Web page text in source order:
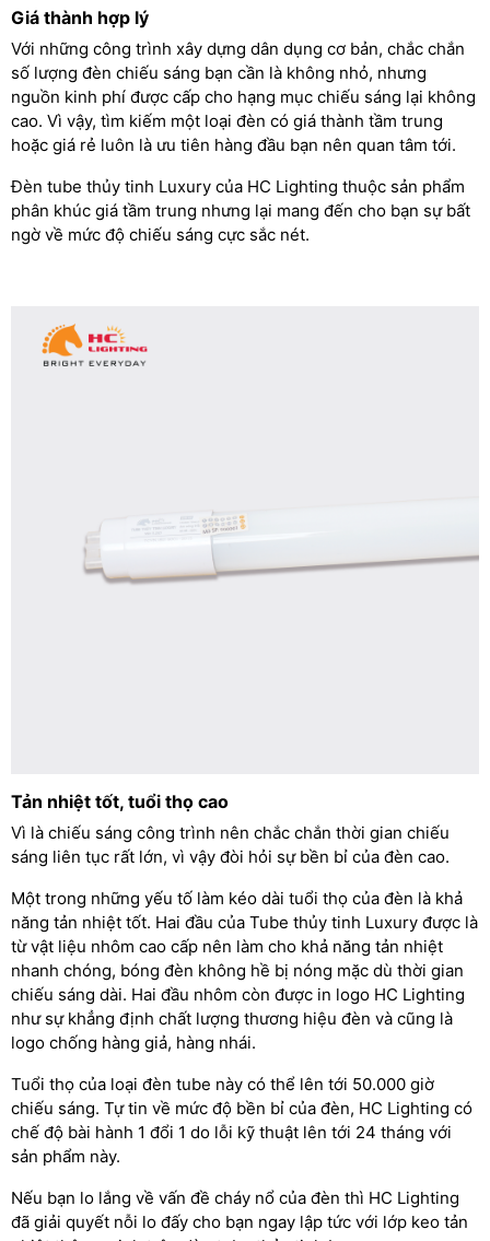
Giá thành hợp lý
Với những công trình xây dựng dân dụng cơ bản, chắc chắn
số lượng đèn chiếu sáng bạn cần là không nhỏ, nhưng
nguồn kinh phí được cấp cho hạng mục chiếu sáng lại không
cao. Vì vậy, tìm kiếm một loại đèn có giá thành tầm trung
hoặc giá rẻ luôn là ưu tiên hàng đầu bạn nên quan tâm tới.
Đèn tube thủy tinh Luxury của HC Lighting thuộc sản phẩm
phân khúc giá tầm trung nhưng lại mang đến cho bạn sự bất
ngờ về mức độ chiếu sáng cực sắc nét.
Tản nhiệt tốt, tuổi thọ cao
Vì là chiếu sáng công trình nên chắc chắn thời gian chiếu
sáng liên tục rất lớn, vì vậy đòi hỏi sự bền bỉ của đèn cao.
Một trong những yếu tố làm kéo dài tuổi thọ của đèn là khả
năng tản nhiệt tốt. Hai đầu của Tube thủy tinh Luxury được là
từ vật liệu nhôm cao cấp nên làm cho khả năng tản nhiệt
nhanh chóng, bóng đèn không hề bị nóng mặc dù thời gian
chiếu sáng dài. Hai đầu nhôm còn được in logo HC Lighting
như sự khẳng định chất lượng thương hiệu đèn và cũng là
logo chống hàng giả, hàng nhái.
Tuổi thọ của loại đèn tube này có thể lên tới 50.000 giờ
chiếu sáng. Tự tin về mức độ bền bỉ của đèn, HC Lighting có
chế độ bài hành 1 đổi 1 do lỗi kỹ thuật lên tới 24 tháng với
sản phẩm này.
Nếu bạn lo lắng về vấn đề cháy nổ của đèn thì HC Lighting
đã giải quyết nỗi lo đấy cho bạn ngay lập tức với lớp keo tản